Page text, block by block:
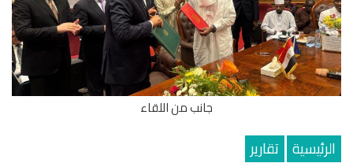
جانب من اللقاء
الرئيسية تقارير